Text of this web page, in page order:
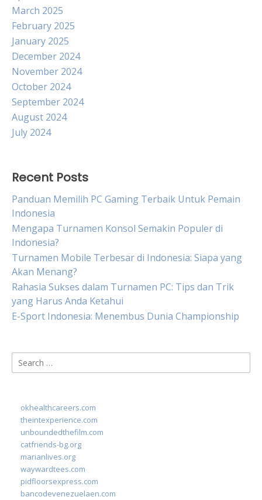
March 2025
February 2025
January 2025
December 2024
November 2024
October 2024
September 2024
August 2024
July 2024
Recent Posts
Panduan Memilih PC Gaming Terbaik Untuk Pemain
Indonesia
Mengapa Turnamen Konsol Semakin Populer di
Indonesia?
Turnamen Mobile Terbesar di Indonesia: Siapa yang
Akan Menang?
Rahasia Sukses dalam Turnamen PC: Tips dan Trik
yang Harus Anda Ketahui
E-Sport Indonesia: Menembus Dunia Championship
Search
for:
okhealthcareers.com
theintexperience.com
unboundedthefilm.com
catfriends-bg.org
marianlives.org
waywardtees.com
pidfloorsexpress.com
bancodevenezuelaen.com